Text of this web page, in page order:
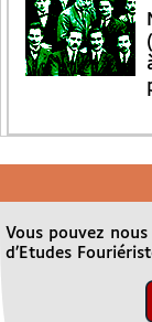
Vous pouvez
d’Etudes